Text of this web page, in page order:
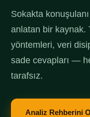
Sokakta
anlatan bir kaynak.
yöntemleri, veri
sade cevapları —
tarafsız.
Analiz Rehberini